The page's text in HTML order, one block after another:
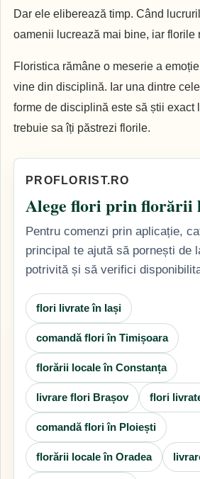
Dar ele eliberează timp. Când
oamenii lucrează mai bine, iar florile
Floristica rămâne o meserie a
vine din disciplină. Iar una dintre
forme de disciplină este să știi exact
trebuie sa îți păstrezi florile.
PROFLORIST.RO
Alege flori prin florării
Pentru comenzi prin aplicație,
principal te ajută să pornești de
potrivită și să verifici
flori livrate în Iași
comandă flori în Timișoara
florării locale în Constanța
livrare flori Brașov flori
comandă flori în Ploiești
florării locale în Oradea